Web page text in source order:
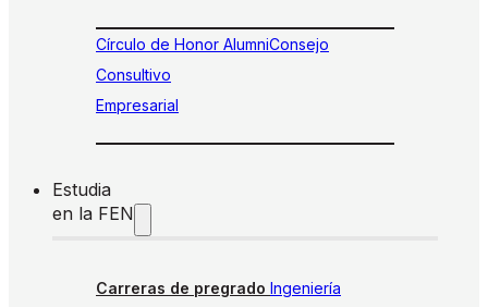
Círculo de Honor AlumniConsejo
Consultivo
Empresarial
Estudia
en la FEN
Carreras de pregrado Ingeniería